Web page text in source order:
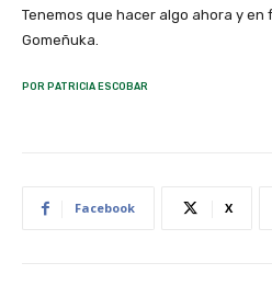
Tenemos que hacer algo ahora y en
Gomeñuka.
POR PATRICIA ESCOBAR
Facebook X